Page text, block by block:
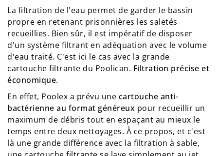
La filtration de l'eau permet de garder le bassin
propre en retenant prisonnières les saletés
recueillies. Bien sûr, il est impératif de disposer
d'un système filtrant en adéquation avec le volume
d'eau traité. C'est ici le cas avec la grande
cartouche filtrante du Poolican. Filtration précise et
économique.
En effet, Poolex a prévu une cartouche anti-
bactérienne au format généreux pour recueillir un
maximum de débris tout en espaçant au mieux le
temps entre deux nettoyages. À ce propos, et c'est
là une grande différence avec la filtration à sable,